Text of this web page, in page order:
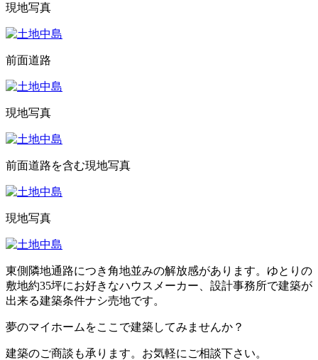
現地写真
前面道路
現地写真
前面道路を含む現地写真
現地写真
東側隣地通路につき角地並みの解放感があります。ゆとりの
敷地約35坪にお好きなハウスメーカー、設計事務所で建築が
出来る建築条件ナシ売地です。
夢のマイホームをここで建築してみませんか？
建築のご商談も承ります。お気軽にご相談下さい。